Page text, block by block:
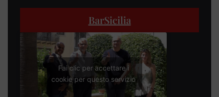
BarSicilia
Fai clic per accettare i
cookie per questo servizio